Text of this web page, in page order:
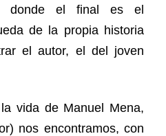
donde el final es el
de la propia historia
el autor, el del joven
vida de Manuel Mena,
nos encontramos, con